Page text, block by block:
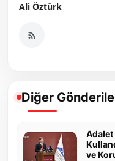
Ali Öztürk
Diğer
Adalet
ve